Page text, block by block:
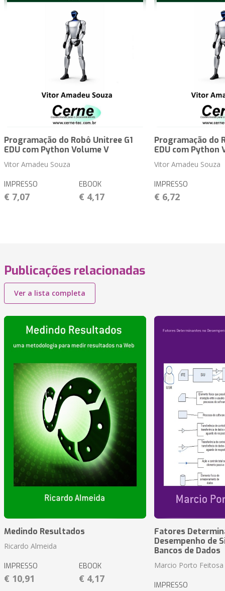
Programação do Robô Unitree G1
EDU com Python Volume V
Vitor Amadeu Souza
IMPRESSO
€ 7,07
EBOOK
€ 4,17
Programação do
EDU com Python
Vitor Amadeu Souza
IMPRESSO
€ 6,72
Publicações relacionadas
Ver a lista completa
Medindo Resultados
Ricardo Almeida
IMPRESSO
€ 10,91
EBOOK
€ 4,17
Fatores
Desempenho de
Bancos de Dados
Marcio Porto Feitosa
IMPRESSO